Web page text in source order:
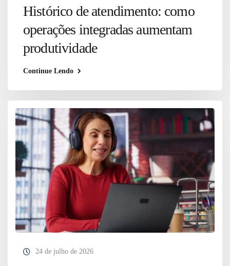
Histórico de atendimento: como
operações integradas aumentam
produtividade
Continue Lendo
24 de julho de 2026